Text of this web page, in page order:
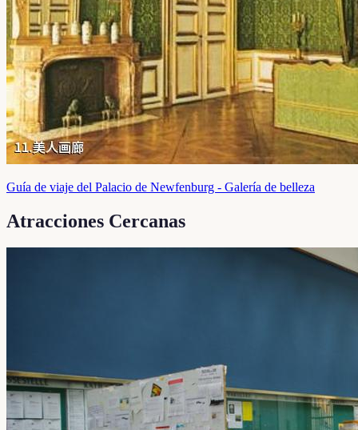
Guía de viaje del Palacio de Newfenburg - Galería de belleza
Atracciones Cercanas